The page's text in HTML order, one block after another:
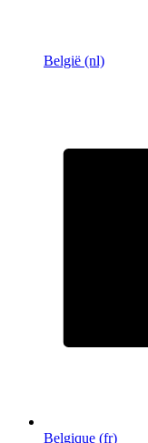
België (nl)
Belgique (fr)